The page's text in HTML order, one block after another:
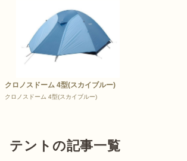
クロノスドーム 4型(スカイブルー)
クロノスドーム 4型(スカイブルー)
テントの記事一覧